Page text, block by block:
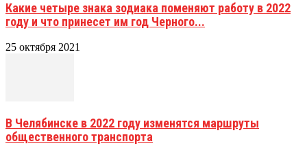
Какие четыре знака зодиака поменяют работу в 2022
году и что принесет им год Черного...
25 октября 2021
В Челябинске в 2022 году изменятся маршруты
общественного транспорта